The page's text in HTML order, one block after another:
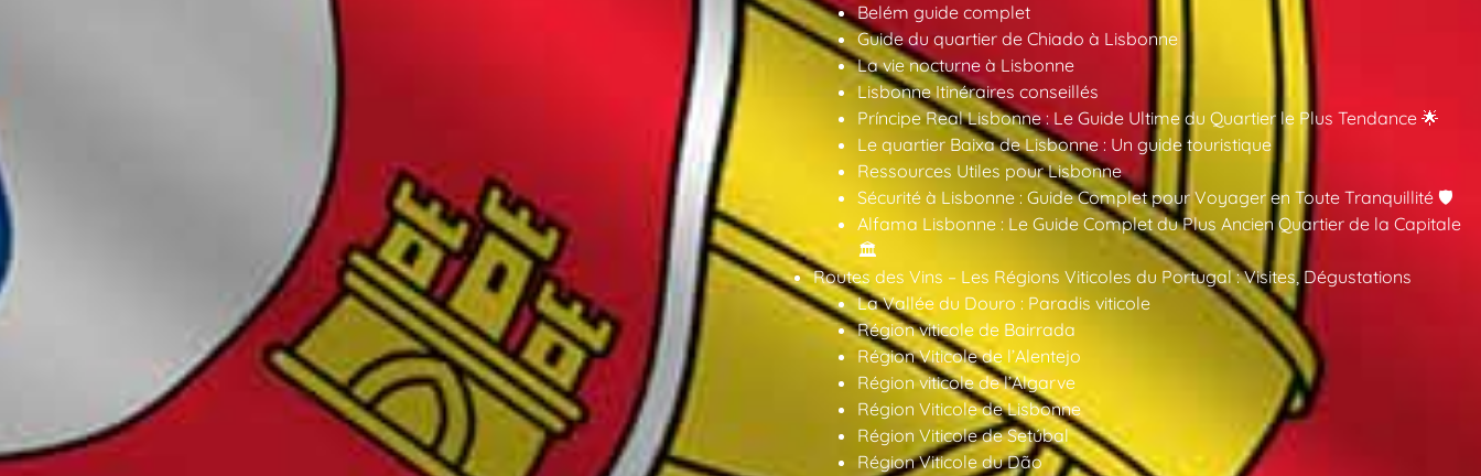
Belém guide complet
Guide du quartier de Chiado à Lisbonne
La vie nocturne à Lisbonne
Lisbonne Itinéraires conseillés
Príncipe Real Lisbonne : Le Guide Ultime du Quartier le Plus Tendance 🌟
Le quartier Baixa de Lisbonne : Un guide touristique
Ressources Utiles pour Lisbonne
Sécurité à Lisbonne : Guide Complet pour Voyager en Toute Tranquillité 🛡️
Alfama Lisbonne : Le Guide Complet du Plus Ancien Quartier de la Capitale
🏛️
Routes des Vins – Les Régions Viticoles du Portugal : Visites, Dégustations
La Vallée du Douro : Paradis viticole
Région viticole de Bairrada
Région Viticole de l’Alentejo
Région viticole de l’Algarve
Région Viticole de Lisbonne
Région Viticole de Setúbal
Région Viticole du Dão